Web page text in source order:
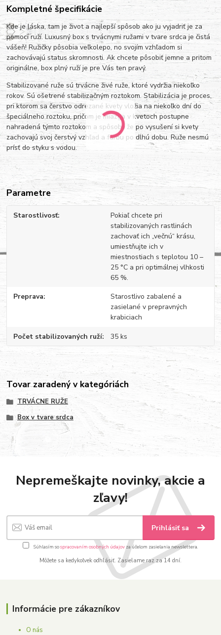
Kompletné špecifikácie
Kde je láska, tam je život a najlepší spôsob ako ju vyjadriť je za
pomoci ruží. Luxusný box s trvácnymi ružami v tvare srdca je čistá
vášeň! Ružičky pôsobia veľkolepo, no svojím vzhľadom si
zachovávajú status skromnosti. Ak chcete pôsobiť jemne a pritom
originálne, box plný ruží je pre Vás ten pravý.
Stabilizované ruže sú trvácne živé ruže, ktoré vydržia niekoľko
rokov. Sú ošetrené stabilizačným roztokom. Stabilizácia je proces,
pri ktorom sa čerstvo odrezané kvety vložia na niekoľko dní do
špeciálneho roztoku, pričom je miazga v kvetoch postupne
nahradená týmto roztokom a spôsobí, že po vysušení si kvety
zachovajú svoj čerstvý vzhľad a farbu po dlhú dobu. Ruže nesmú
prísť do styku s vodou.
Parametre
Starostlivosť
Pokiaľ chcete pri
stabilizovaných rastlinách
zachovať ich „večnú“ krásu,
umiestňujte ich v
miestnostiach s teplotou 10 –
25 °C a pri optimálnej vlhkosti
65 %.
Preprava
Starostlivo zabalené a
zasielané v prepravných
krabiciach
Počet stabilizovaných ruží 35 ks
Tovar zaradený v kategóriách
TRVÁCNE RUŽE
Box v tvare srdca
Nepremeškajte novinky, akcie a
zľavy!
Prihlásiť sa
Súhlasím sospracovaním osobných údajov za účelom zasielania newslettera.
Môžete sa kedykoľvek odhlásiť. Zasielame raz za 14 dní.
Informácie pre zákazníkov
O nás